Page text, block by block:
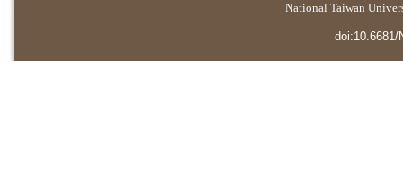
National Taiwan
doi:10.6681/